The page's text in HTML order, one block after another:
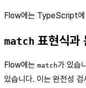
Flow에는 TypeScript에
match 표현식과
Flow에는 match가 있습
있습니다. 이는 완전성